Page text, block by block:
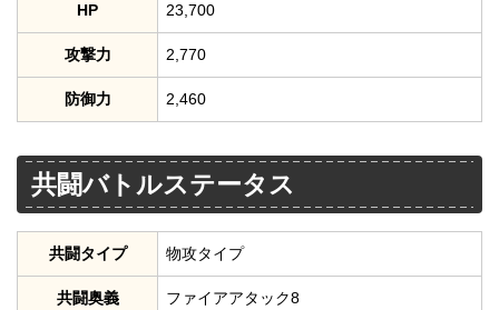
HP 23,700
攻撃力 2,770
防御力 2,460
共闘バトルステータス
共闘タイプ 物攻タイプ
共闘奥義 ファイアアタック8